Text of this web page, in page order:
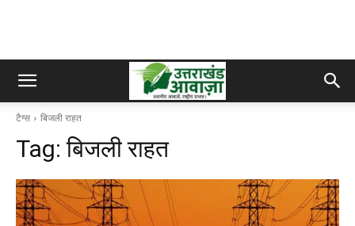
टैग्स बिजली राहत
Tag:बिजली राहत